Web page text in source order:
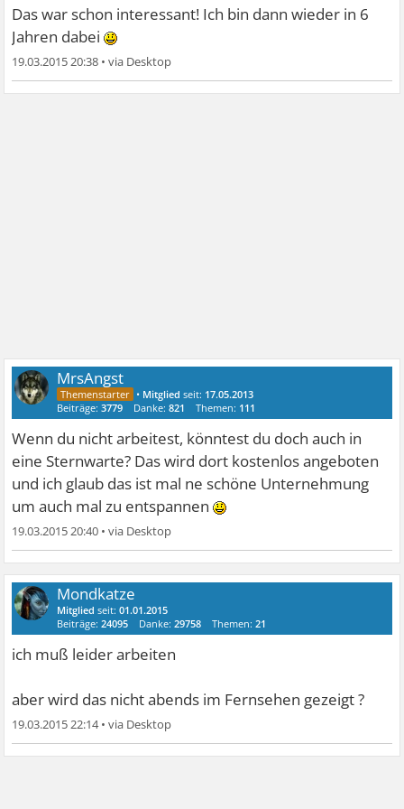
Das war schon interessant! Ich bin dann wieder in 6
Jahren dabei
19.03.2015 20:38 •
MrsAngst
• Mitglied seit: 17.05.2013
Beiträge:3779 Danke:821 Themen: 111
Wenn du nicht arbeitest, könntest du doch auch in
eine Sternwarte? Das wird dort kostenlos angeboten
und ich glaub das ist mal ne schöne Unternehmung
um auch mal zu entspannen
19.03.2015 20:40 •
Mondkatze
Mitglied seit:01.01.2015
Beiträge:24095 Danke:29758 Themen:21
ich muß leider arbeiten
aber wird das nicht abends im Fernsehen gezeigt ?
19.03.2015 22:14•